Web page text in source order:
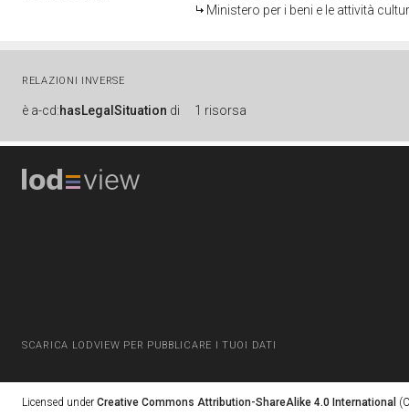
Ministero per i beni e le attività
RELAZIONI INVERSE
è a-cd:hasLegalSituation di 1 risorsa
SCARICA LODVIEW PER PUBBLICARE I TUOI DATI
Licensed under Creative Commons Attribution-ShareAlike 4.0 International